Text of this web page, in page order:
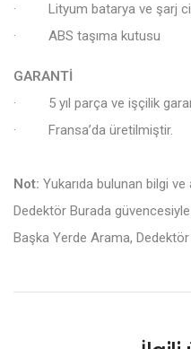
· Lityum batarya ve şarj
· ABS taşıma kutusu
GARANTİ
· 5 yıl parça ve işçilik
· Fransa’da üretilmiştir.
Not: Yukarıda bulunan bilgi
Dedektör Burada
Başka Yerde Arama, Dedektör